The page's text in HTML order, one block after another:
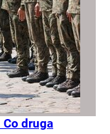
Co druga